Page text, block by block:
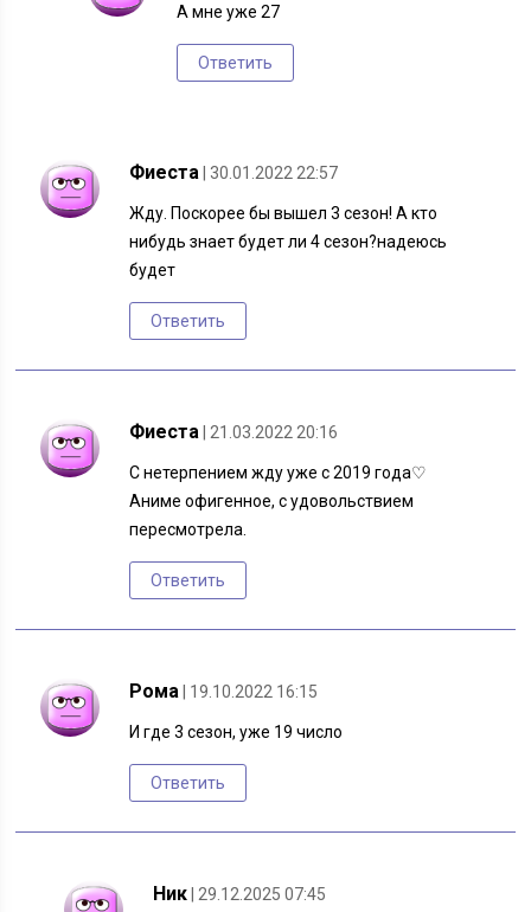
А мне уже 27
Ответить
Фиеста | 30.01.2022 22:57
Жду. Поскорее бы вышел 3 сезон! А кто
нибудь знает будет ли 4 сезон?надеюсь
будет
Ответить
Фиеста | 21.03.2022 20:16
С нетерпением жду уже с 2019 года♡
Аниме офигенное, с удовольствием
пересмотрела.
Ответить
Рома | 19.10.2022 16:15
И где 3 сезон, уже 19 число
Ответить
Ник | 29.12.2025 07:45